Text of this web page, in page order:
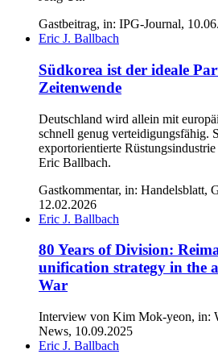
Gastbeitrag, in: IPG-Journal,
Eric J. Ballbach
Südkorea ist der ideale
Zeitenwende
Deutschland wird allein mit
schnell genug verteidigungsfähig.
exportorientierte
Eric Ballbach.
Gastkommentar, in: Handelsblatt,
12.02.2026
Eric J. Ballbach
80 Years of Division:
unification strategy in the
War
Interview von Kim Mok-yeon, in:
News, 10.09.2025
Eric J. Ballbach